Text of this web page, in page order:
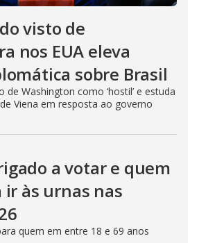
visto de
nos EUA eleva
sobre Brasil
de Washington como ‘hostil’ e estuda
Viena em resposta ao governo
a votar e quem
ir às urnas nas
quem em entre 18 e 69 anos